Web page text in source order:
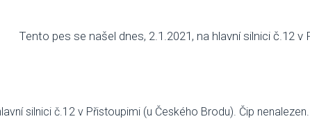
Tento pes se našel dnes, 2.1.2021, na hlavní silnici č.12
silnici č.12 v Přistoupimi (u Českého Brodu). Čip nenalezen.